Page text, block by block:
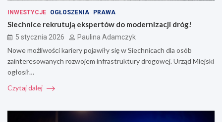
INWESTYCJE OGŁOSZENIA PRAWA
Siechnice rekrutują ekspertów do modernizacji dróg!
5 stycznia 2026 Paulina Adamczyk
Nowe możliwości kariery pojawiły się w Siechnicach dla osób
zainteresowanych rozwojem infrastruktury drogowej. Urząd Miejski
ogłosił…
Czytaj dalej